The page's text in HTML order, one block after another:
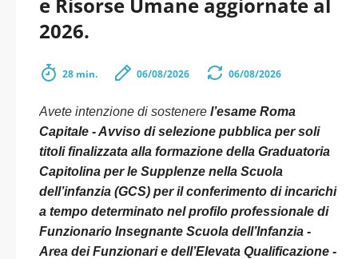
2026.
28 min. 06/08/2026 06/08/2026
Avete intenzione di sostenere l’esame Roma
Capitale - Avviso di selezione pubblica per soli
titoli finalizzata alla formazione della Graduatoria
Capitolina per le Supplenze nella Scuola
dell’infanzia (GCS) per il conferimento di incarichi
a tempo determinato nel profilo professionale di
Funzionario Insegnante Scuola dell’Infanzia -
Area dei Funzionari e dell’Elevata Qualificazione -